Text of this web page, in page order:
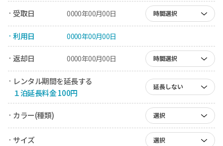
· 受取日 0000年00月00日 時間選択
· 利用日 0000年00月00日
· 返却日 0000年00月00日 時間選択
· レンタル期間を延長する
１泊延長料金 100円
延長しない
· カラー(種類) 選択
· サイズ 選択